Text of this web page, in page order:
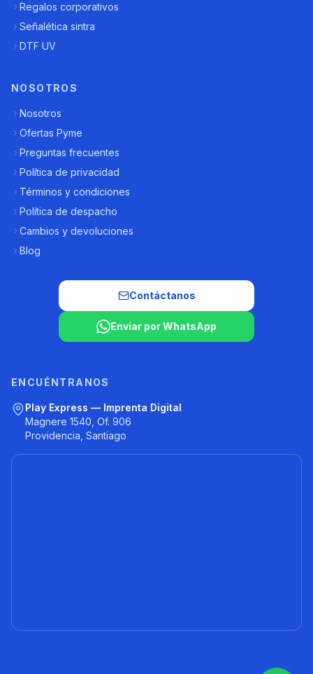
Regalos corporativos
Señalética sintra
DTF UV
NOSOTROS
Nosotros
Ofertas Pyme
Preguntas frecuentes
Política de privacidad
Términos y condiciones
Política de despacho
Cambios y devoluciones
Blog
Contáctanos
Enviar por WhatsApp
ENCUÉNTRANOS
Play Express — Imprenta Digital
Magnere 1540, Of. 906
Providencia, Santiago